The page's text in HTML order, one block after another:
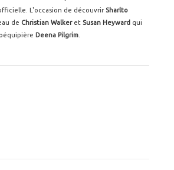
L'occasion de découvrir Sharlto
de Christian Walkeret Susan Heyward qui
Deena Pilgrim